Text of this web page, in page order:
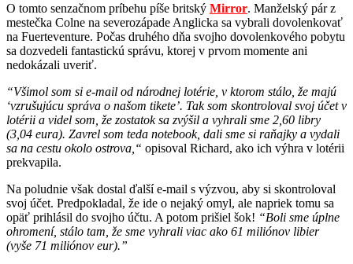
O tomto senzačnom príbehu píše britský Mirror. Manželský pár z
mestečka Colne na severozápade Anglicka sa vybrali dovolenkovať
na Fuerteventure. Počas druhého dňa svojho dovolenkového pobytu
sa dozvedeli fantastickú správu, ktorej v prvom momente ani
nedokázali uveriť.
“Všimol som si e-mail od národnej lotérie, v ktorom stálo, že majú
‘vzrušujúcu správa o našom tikete’. Tak som skontroloval svoj účet v
lotérii a videl som, že zostatok sa zvýšil a vyhrali sme 2,60 libry
(3,04 eura). Zavrel som teda notebook, dali sme si raňajky a vydali
sa na cestu okolo ostrova,“ opisoval Richard, ako ich výhra v lotérii
prekvapila.
Na poludnie však dostal ďalší e-mail s výzvou, aby si skontroloval
svoj účet. Predpokladal, že ide o nejaký omyl, ale napriek tomu sa
opäť prihlásil do svojho účtu. A potom prišiel šok! “Boli sme úplne
ohromení, stálo tam, že sme vyhrali viac ako 61 miliónov libier
(vyše 71 miliónov eur).”